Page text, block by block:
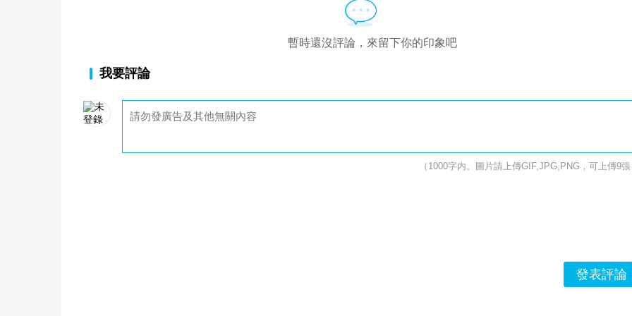
暫時還沒評論，來留下你的印象吧
我要評論
（1000字内。圖片請上傳GIF,JPG,PNG，可上傳9
發表評論